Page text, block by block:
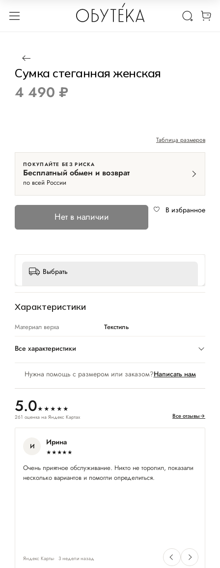
1 / 2
Сумка стеганная женская
4 490 ₽
Таблица размеров
ПОКУПАЙТЕ БЕЗ РИСКА
Бесплатный обмен и возврат
по всей России
Нет в наличии
В избранное
Выбрать
Нужна помощь с размером или заказом?Написать нам
5.0★★★★★
261 оценка на Яндекс Картах Все отзывы→
И Ирина
★★★★★
Очень приятное обслуживание. Никто не торопил, показали
несколько вариантов и помогли определиться.
Яндекс Карты 3 недели назад
Характеристики
Материал верха Текстиль
Все характеристики